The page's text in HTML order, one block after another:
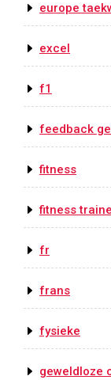
europe
excel
f1
feedback
fitness
fitness
fr
frans
fysieke
geweldloze